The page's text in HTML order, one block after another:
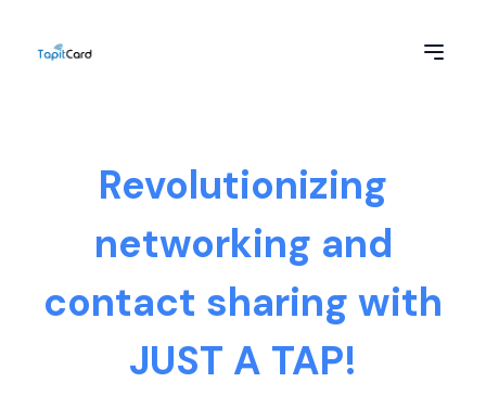
Revolutionizing
networking and
contact sharing with
JUST A TAP!